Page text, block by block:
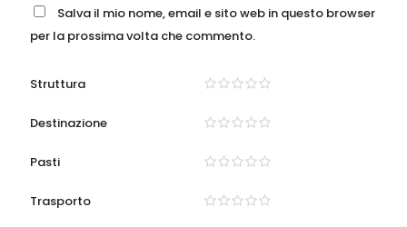
Salva il mio nome, email e sito web in questo browser
per la prossima volta che commento.
Struttura
Destinazione
Pasti
Trasporto